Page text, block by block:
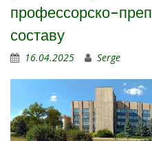
профессорско-
составу
16.04.2025 Serge